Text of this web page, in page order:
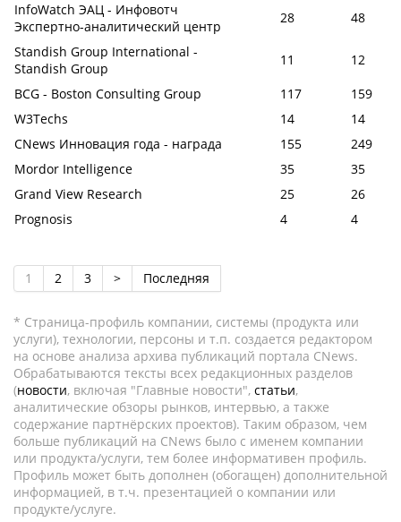
InfoWatch ЭАЦ - Инфовотч
Экспертно-аналитический центр
28
48
Standish Group International -
Standish Group
11
12
BCG - Boston Consulting Group
117
159
W3Techs
14
14
CNews Инновация года - награда
155
249
Mordor Intelligence
35
35
Grand View Research
25
26
Prognosis
4 4
1 2 3 > Последняя
* Страница-профиль компании, системы (продукта или
услуги), технологии, персоны и т.п. создается редактором
на основе анализа архива публикаций портала CNews.
Обрабатываются тексты всех редакционных разделов
(новости, включая "Главные новости", статьи,
аналитические обзоры рынков, интервью, а также
содержание партнёрских проектов). Таким образом, чем
больше публикаций на CNews было с именем компании
или продукта/услуги, тем более информативен профиль.
Профиль может быть дополнен (обогащен) дополнительной
информацией, в т.ч. презентацией о компании или
продукте/услуге.